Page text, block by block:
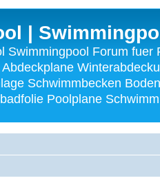
|
Swimmingpool Forum fuer
Schwimmbecken
Poolplane